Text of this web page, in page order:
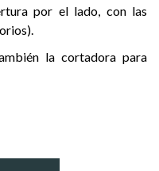
por el lado, con las
la cortadora para